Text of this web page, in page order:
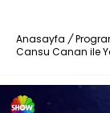
Anasayfa /
Cansu Canan ile